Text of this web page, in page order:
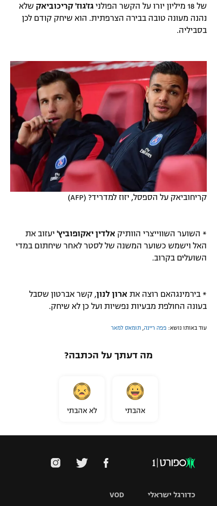
של 18 מיליון יורו על הקשר הפולני
גז'גוז' קריכוביאק שלא
נהנה מעונה טובה בבירה הצרפתית. הוא שיחק קודם לכן
בסביליה.
קריחוביאק על הספסל, יזוז למדריד? (AFP)
* השוער השווייצרי הוותיק אלדין יאקופוביץ' יעזוב את
האל וישמש כשוער המשנה של לסטר לאחר שיחתום במדי
השועלים בקרוב.
* בירמינגהאם רוצה את ארון לנון, קשר אברטון שסבל
בעונה החולפת מבעיות נפשיות ועל כן לא שיחק.
עוד באותו נושא: פפה ריינה, תומאס למאר
מה דעתך על הכתבה?
אהבתי לא אהבתי
VOD כדורגל ישראלי